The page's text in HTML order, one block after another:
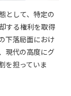
として、特定の
する権利を取得
下落局面におけ
現代の高度にグ
を担っていま